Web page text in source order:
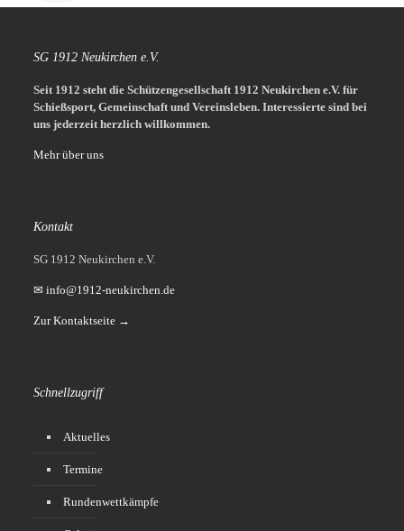
SG 1912 Neukirchen e.V.
Seit 1912 steht die Schützengesellschaft 1912 Neukirchen e.V. für
Schießsport, Gemeinschaft und Vereinsleben. Interessierte sind bei
uns jederzeit herzlich willkommen.
Mehr über uns
Kontakt
SG 1912 Neukirchen e.V.
✉ info@1912-neukirchen.de
Zur Kontaktseite →
Schnellzugriff
Aktuelles
Termine
Rundenwettkämpfe